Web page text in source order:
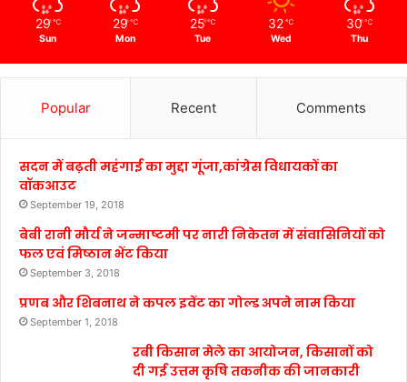
29 ℃
Sun
29 ℃
Mon
25 ℃
Tue
32 ℃
Wed
30 ℃
Thu
Popular Recent Comments
सदन में बढ़ती महंगाई का मुद्दा गूंजा,कांग्रेस विधायकों का
वॉकआउट
September 19, 2018
बेबी रानी मौर्य ने जन्माष्टमी पर नारी निकेतन में संवासिनियों को
फल एवं मिष्ठान भेंट किया
September 3, 2018
प्रणब और शिबनाथ ने कपल इवेंट का गोल्ड अपने नाम किया
September 1, 2018
रबी किसान मेले का आयोजन, किसानों को
दी गई उत्तम कृषि तकनीक की जानकारी